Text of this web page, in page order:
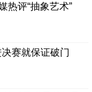
热评“抽象艺术”
赛就保证破门